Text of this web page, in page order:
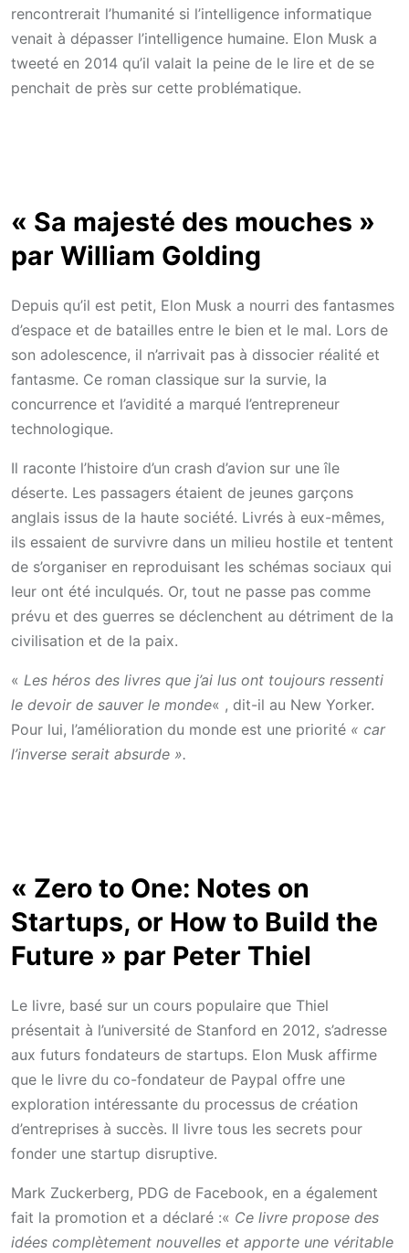
rencontrerait l’humanité si l’intelligence informatique
venait à dépasser l’intelligence humaine. Elon Musk a
tweeté en 2014 qu’il valait la peine de le lire et de se
penchait de près sur cette problématique.
« Sa majesté des mouches »
par William Golding
Depuis qu’il est petit, Elon Musk a nourri des fantasmes
d’espace et de batailles entre le bien et le mal. Lors de
son adolescence, il n’arrivait pas à dissocier réalité et
fantasme. Ce roman classique sur la survie, la
concurrence et l’avidité a marqué l’entrepreneur
technologique.
Il raconte l’histoire d’un crash d’avion sur une île
déserte. Les passagers étaient de jeunes garçons
anglais issus de la haute société. Livrés à eux-mêmes,
ils essaient de survivre dans un milieu hostile et tentent
de s’organiser en reproduisant les schémas sociaux qui
leur ont été inculqués. Or, tout ne passe pas comme
prévu et des guerres se déclenchent au détriment de la
civilisation et de la paix.
« Les héros des livres que j’ai lus ont toujours ressenti
le devoir de sauver le monde« , dit-il au New Yorker.
Pour lui, l’amélioration du monde est une priorité « car
l’inverse serait absurde ».
« Zero to One: Notes on
Startups, or How to Build the
Future » par Peter Thiel
Le livre, basé sur un cours populaire que Thiel
présentait à l’université de Stanford en 2012, s’adresse
aux futurs fondateurs de startups. Elon Musk affirme
que le livre du co-fondateur de Paypal offre une
exploration intéressante du processus de création
d’entreprises à succès. Il livre tous les secrets pour
fonder une startup disruptive.
Mark Zuckerberg, PDG de Facebook, en a également
fait la promotion et a déclaré :« Ce livre propose des
idées complètement nouvelles et apporte une véritable